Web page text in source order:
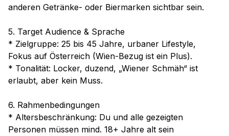
anderen Getränke- oder Biermarken sichtbar sein.
5. Target Audience & Sprache
* Zielgruppe: 25 bis 45 Jahre, urbaner Lifestyle,
Fokus auf Österreich (Wien-Bezug ist ein Plus).
* Tonalität: Locker, duzend, „Wiener Schmäh“ ist
erlaubt, aber kein Muss.
6. Rahmenbedingungen
* Altersbeschränkung: Du und alle gezeigten
Personen müssen mind. 18+ Jahre alt sein